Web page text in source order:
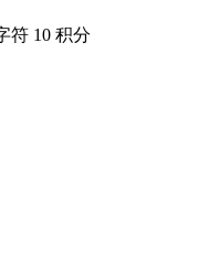
符 10 积分